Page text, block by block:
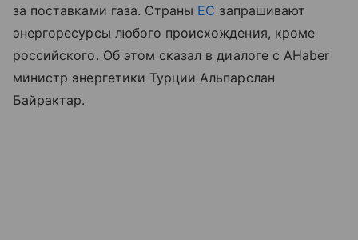
за поставками газа. Страны ЕС запрашивают
энергоресурсы любого происхождения, кроме
российского. Об этом сказал в диалоге с AHaber
министр энергетики Турции Альпарслан
Байрактар.